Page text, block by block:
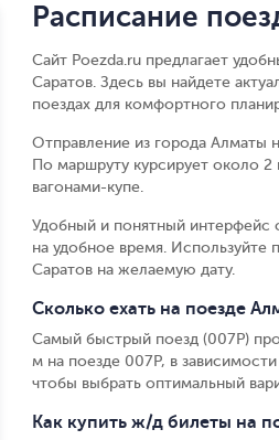
Расписание
Сайт Poezda.ru предлагает
Саратов. Здесь вы найдете
поездах для комфортного
Отправление из города Алматы
По маршруту курсирует около
вагонами-купе.
Удобный и понятный интерфейс
на удобное время.
Саратов на желаемую дату.
Сколько ехать на поезде
Самый быстрый поезд (007Р)
м на поезде 007Р, в
чтобы выбрать оптимальный
Как купить ж/д билеты на